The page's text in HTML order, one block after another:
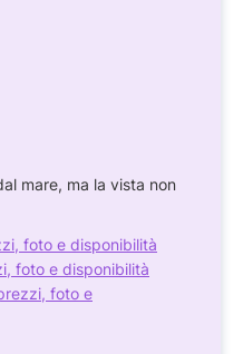
mare, ma la vista non
foto e disponibilità
foto e disponibilità
foto e